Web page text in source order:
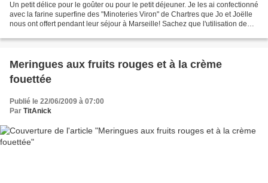
Un petit délice pour le goûter ou pour le petit déjeuner. Je les ai confectionné
avec la farine superfine des "Minoteries Viron" de Chartres que Jo et Joëlle
nous ont offert pendant leur séjour à Marseille! Sachez que l'utilisation de
Meringues aux fruits rouges et à la crème
fouettée
Publié le 22/06/2009 à 07:00
Par TitAnick